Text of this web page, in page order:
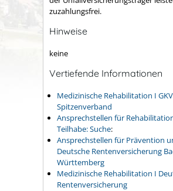
zuzahlungsfrei.
Hinweise
keine
Vertiefende Informationen
Medizinische Rehabilitation I GKV
Spitzenverband
Ansprechstellen für
Teilhabe: Suche:
Ansprechstellen für Prävention
Deutsche Rentenversicherung
Württemberg
Medizinische Rehabilitation I
Rentenversicherung